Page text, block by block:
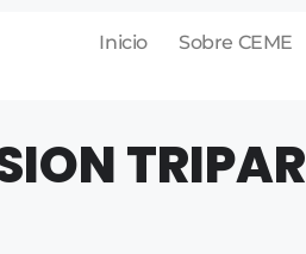
Inicio Sobre CEME